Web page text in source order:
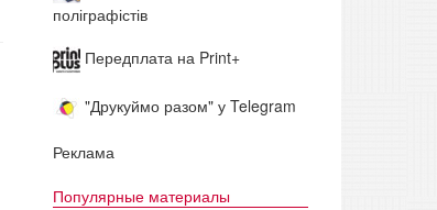
поліграфістів
Передплата на Print+
"Друкуймо разом" у Telegram
Реклама
Популярные материалы